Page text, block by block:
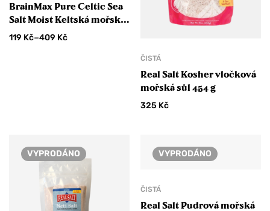
BrainMax Pure Celtic Sea
Salt Moist Keltská mořská
sůl vlhká
119 Kč–409 Kč
ČISTÁ
Real Salt Kosher vločková
mořská sůl 454 g
325 Kč
VYPRODÁNO VYPRODÁNO
ČISTÁ
Real Salt Pudrová mořská